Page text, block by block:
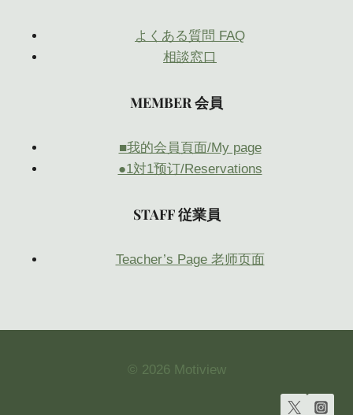
よくある質問 FAQ
相談窓口
MEMBER 会員
■我的会員頁面/My page
●1対1预订/Reservations
STAFF 従業員
Teacher’s Page 老师页面
© 2026 Motiview